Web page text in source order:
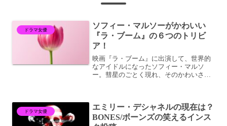
ドラマ女優
ソフィー・マルソーがかわいい
『ラ・ブーム』の６つのトリビ
ア！
映画『ラ・ブーム』に出演して、世界的
なアイドルになったソフィー・マルソ
ー。彗星のごとく現れ、そのかわいさに
い少女ソフィー・マルソーは...
ドラマ女優
エミリー・デシャネルの現在は？
BONES/ボーンズの笑えるインス